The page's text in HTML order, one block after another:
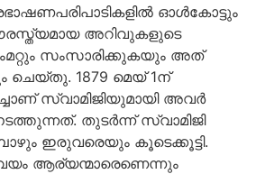
ഓള്‍കോട്ടും
അറിവുകളുടെ
സംസാരിക്കുകയും അത്
1879 മെയ് 1ന്
സ്വാമിജിയുമായി അവര്‍
തുടര്‍ന്ന് സ്വാമിജി
ഇരുവരെയും കൂടെക്കൂട്ടി.
ആര്യന്മാരെണെന്നും